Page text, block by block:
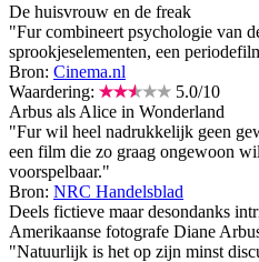
De huisvrouw en de freak
"Fur combineert psychologie van
sprookjeselementen, een
Bron: Cinema.nl
Waardering:
5.0/10
Arbus als Alice in Wonderland
"Fur wil heel nadrukkelijk geen
een film die zo graag ongewoon
voorspelbaar."
Bron: NRC Handelsblad
Deels fictieve maar desondanks
Amerikaanse fotografe Diane
"Natuurlijk is het op zijn minst